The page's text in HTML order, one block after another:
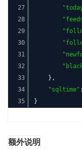
27
28
29
30
31
32
33
34
35
},
"sqltime"
}
额外说明